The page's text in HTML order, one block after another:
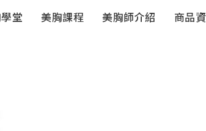
堂 美胸課程 美胸師介紹 商品